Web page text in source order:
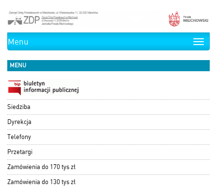
Toggle
Menu
MENU
Siedziba
Dyrekcja
Telefony
Przetargi
Zamówienia do 170 tys zł
Zamówienia do 130 tys zł